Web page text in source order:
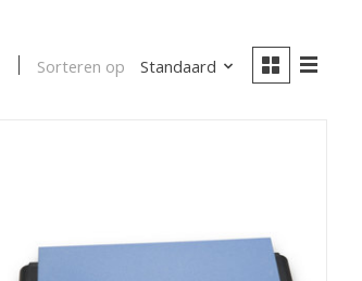
Sorteren op Standaard